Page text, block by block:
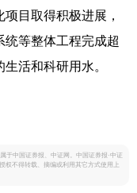
目取得积极进展，
等整体工程完成超
活和科研用水。
于中国证券报、中证网。中国证券报·中证
权不得转载、摘编或利用其它方式使用上